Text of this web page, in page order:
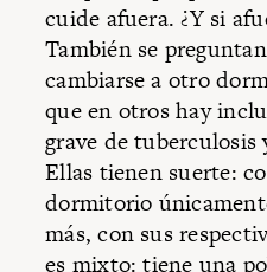
cuide afuera. ¿Y si
También se
cambiarse a otro
que en otros hay
grave de tuberculosis
Ellas tienen suerte:
dormitorio
más, con sus
es mixto: tiene una